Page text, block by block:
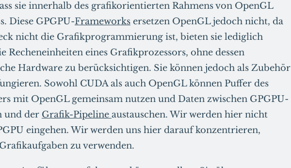
sie innerhalb des grafikorientierten Rahmens von OpenGL
Diese GPGPU-Frameworksersetzen OpenGL jedoch nicht, da
nicht die Grafikprogrammierung ist, bieten sie lediglich
Recheneinheiten eines Grafikprozessors, ohne dessen
Hardware zu berücksichtigen. Sie können jedoch als Zubehör
Sowohl CUDA als auch OpenGL können Puffer des
mit OpenGL gemeinsam nutzen und Daten zwischen GPGPU-
und der Grafik-Pipeline austauschen. Wir werden hier nicht
eingehen. Wir werden uns hier darauf konzentrieren,
zu verwenden.